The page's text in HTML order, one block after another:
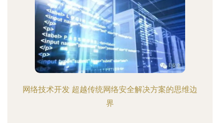
网络技术开发 超越传统网络安全解决方案的思维边
界